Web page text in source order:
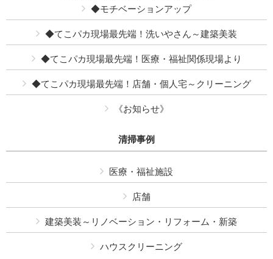
◆モチベーションアップ
◆てこパカ現場最先端！洗いやさん～建築美装
◆てこパカ現場最先端！医療・福祉関係現場より
◆てこパカ現場最先端！店舗・個人宅～クリーニング
《お知らせ》
清掃事例
医療・福祉施設
店舗
建築美装～リノベーション・リフォーム・新築
ハウスクリーニング